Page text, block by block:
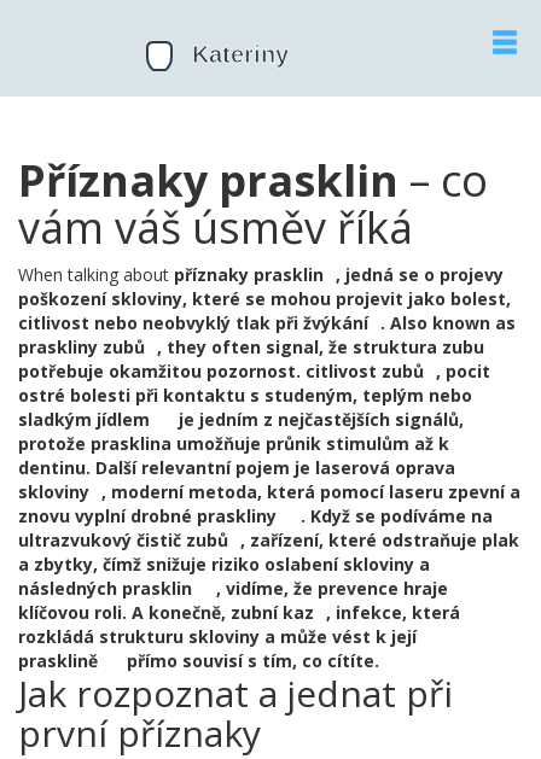
Příznaky prasklin – co
vám váš úsměv říká
When talking about příznaky prasklin , jedná se o projevy
poškození skloviny, které se mohou projevit jako bolest,
citlivost nebo neobvyklý tlak při žvýkání . Also known as
praskliny zubů
, they often signal, že struktura zubu
potřebuje okamžitou pozornost. citlivost zubů , pocit
ostré bolesti při kontaktu s studeným, teplým nebo
sladkým jídlem
je jedním z nejčastějších signálů,
protože prasklina umožňuje průnik stimulům až k
dentinu. Další relevantní pojem je laserová oprava
skloviny , moderní metoda, která pomocí laseru zpevní a
znovu vyplní drobné praskliny
. Když se podíváme na
ultrazvukový čistič zubů
, zařízení, které odstraňuje plak
a zbytky, čímž snižuje riziko oslabení skloviny a
následných prasklin
, vidíme, že prevence hraje
klíčovou roli. A konečně, zubní kaz , infekce, která
rozkládá strukturu skloviny a může vést k její
prasklině
přímo souvisí s tím, co cítíte.
Jak rozpoznat a jednat při
první příznaky